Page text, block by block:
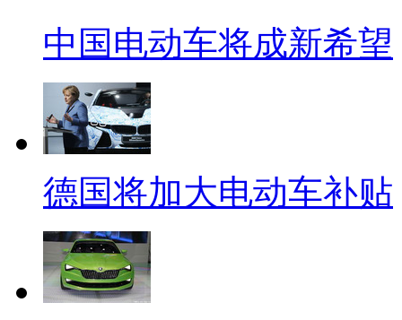
中国电动车将成新希望
德国将加大电动车补贴